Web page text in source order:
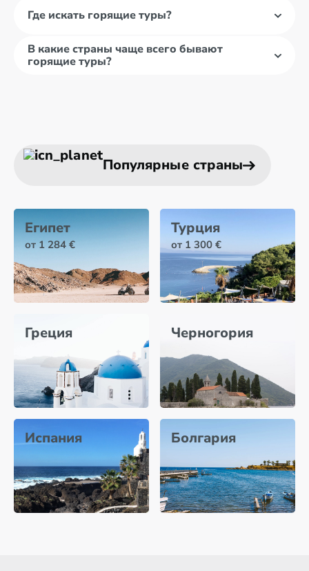
Где искать горящие туры?
В какие страны чаще всего бывают
горящие туры?
Популярные страны
Египет
от 1 284 €
Турция
от 1 300 €
Греция Черногория
Испания Болгария